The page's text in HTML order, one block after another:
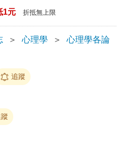
1元 折抵無上限
＞ 心理學 ＞ 心理學各論
追蹤